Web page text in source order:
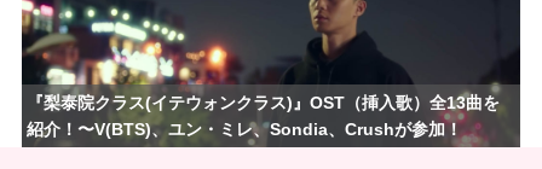
『梨泰院クラス(イテウォンクラス)』OST（挿入歌）全13曲を
紹介！〜V(BTS)、ユン・ミレ、Sondia、Crushが参加！